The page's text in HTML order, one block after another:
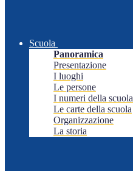
Scuola
Panoramica
Presentazione
I luoghi
Le persone
I numeri della scuola
Le carte della scuola
Organizzazione
La storia